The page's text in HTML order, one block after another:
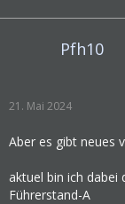
Pfh10
21. Mai 2024
Aber es gibt neues
aktuel bin ich dabei
Führerstand-A